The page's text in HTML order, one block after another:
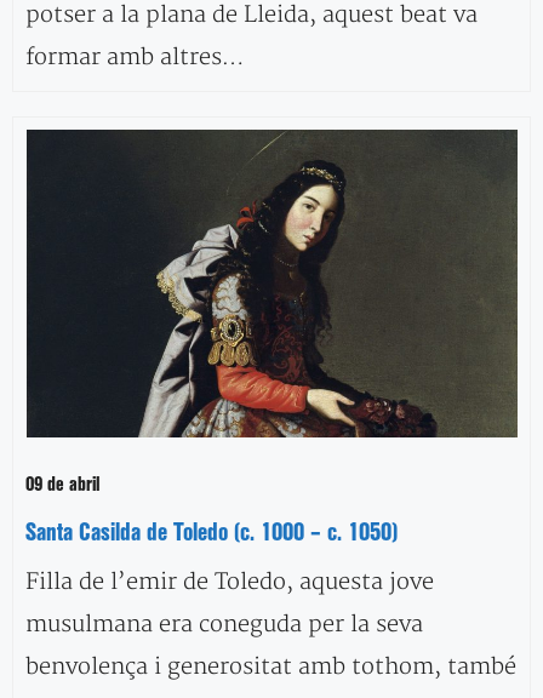
potser a la plana de Lleida, aquest beat va
formar amb altres…
09 de abril
Santa Casilda de Toledo (c. 1000 – c. 1050)
Filla de l’emir de Toledo, aquesta jove
musulmana era coneguda per la seva
benvolença i generositat amb tothom, també